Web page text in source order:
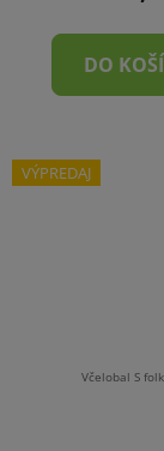
DO
VÝPREDAJ
Včelobal S